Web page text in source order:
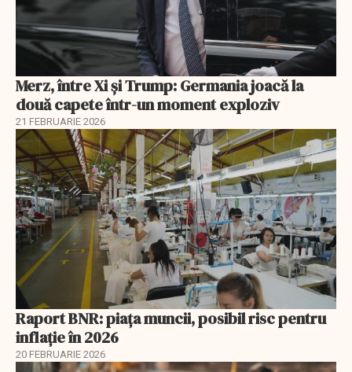
Merz, între Xi și Trump: Germania joacă la
două capete într-un moment exploziv
21 FEBRUARIE 2026
Raport BNR: piața muncii, posibil risc pentru
inflație în 2026
20 FEBRUARIE 2026